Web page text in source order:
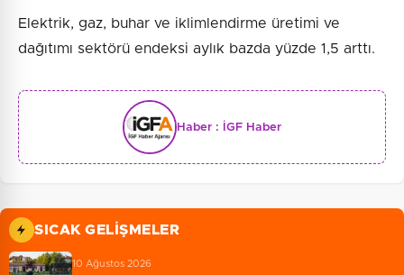
Elektrik, gaz, buhar ve iklimlendirme üretimi ve
dağıtımı sektörü endeksi aylık bazda yüzde 1,5 arttı.
Haber : İGF Haber
SICAK GELIŞMELER
10 Ağustos 2026